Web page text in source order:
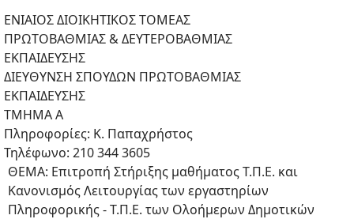
ΕΝΙΑΙΟΣ ΔΙΟΙΚΗΤΙΚΟΣ ΤΟΜΕΑΣ
ΠΡΩΤΟΒΑΘΜΙΑΣ & ΔΕΥΤΕΡΟΒΑΘΜΙΑΣ
ΕΚΠΑΙΔΕΥΣΗΣ
ΔΙΕΥΘΥΝΣΗ ΣΠΟΥΔΩΝ ΠΡΩΤΟΒΑΘΜΙΑΣ
ΕΚΠΑΙΔΕΥΣΗΣ
ΤΜΗΜΑ Α
Πληροφορίες: Κ. Παπαχρήστος
Τηλέφωνο: 210 344 3605
ΘΕΜΑ: Επιτροπή Στήριξης μαθήματος Τ.Π.Ε. και
Κανονισμός Λειτουργίας των εργαστηρίων
Πληροφορικής - Τ.Π.Ε. των Ολοήμερων Δημοτικών